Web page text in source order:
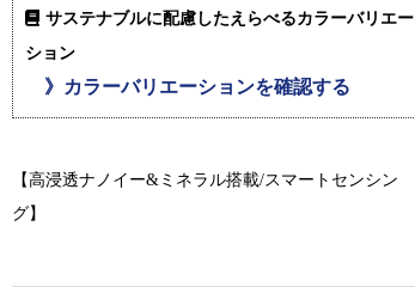
サステナブルに配慮したえらべるカラーバリエー
ション
》カラーバリエーションを確認する
【高浸透ナノイー&ミネラル搭載/スマートセンシン
グ】